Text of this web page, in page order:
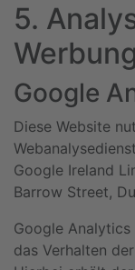
5.
Google
Diese Website
Google Ireland
Barrow Street,
Google
das Verhalten